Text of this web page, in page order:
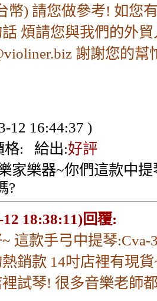
幣) 請您做參考! 如您
煩請您與我們的外貿
謝謝您的幫
12 16:44:37 )
格: 給出:好評
家樂器~你們這款中提
?
18:38:11)回覆:
這款手弓中提琴:Cva-
銷款 14吋店裡有現貨
試琴! 很多音樂老師